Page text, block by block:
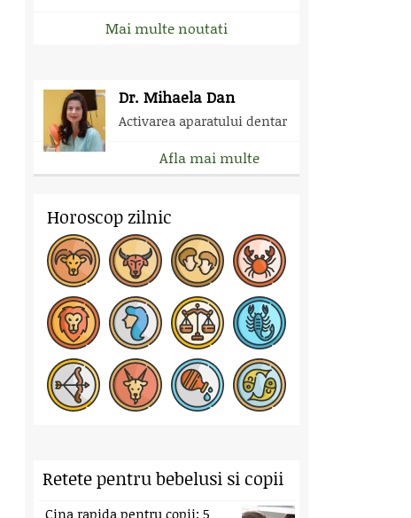
Mai multe noutati
Dr. Mihaela Dan
Activarea aparatului dentar
Afla mai multe
Horoscop zilnic
Retete pentru bebelusi si copii
Cina rapida pentru copii: 5